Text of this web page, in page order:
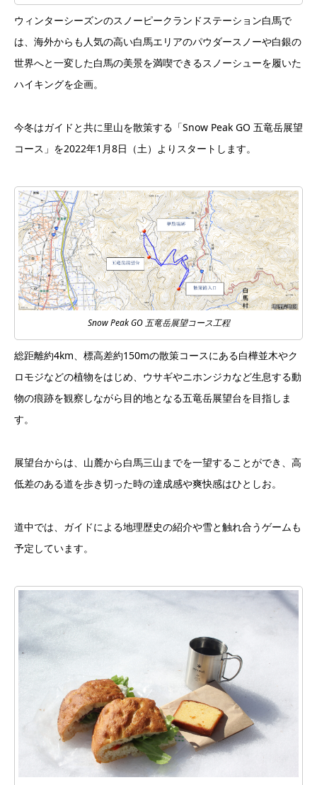
ウィンターシーズンのスノーピークランドステーション白馬で
は、海外からも人気の高い白馬エリアのパウダースノーや白銀の
世界へと一変した白馬の美景を満喫できるスノーシューを履いた
ハイキングを企画。
今冬はガイドと共に里山を散策する「Snow Peak GO 五⻯岳展望
コース」を2022年1月8日（土）よりスタートします。
Snow Peak GO 五竜岳展望コース工程
総距離約4km、標高差約150mの散策コースにある白樺並木やク
ロモジなどの植物をはじめ、ウサギやニホンジカなど生息する動
物の痕跡を観察しながら目的地となる五⻯岳展望台を目指しま
す。
展望台からは、山麓から白馬三山までを一望することができ、高
低差のある道を歩き切った時の達成感や爽快感はひとしお。
道中では、ガイドによる地理歴史の紹介や雪と触れ合うゲームも
予定しています。